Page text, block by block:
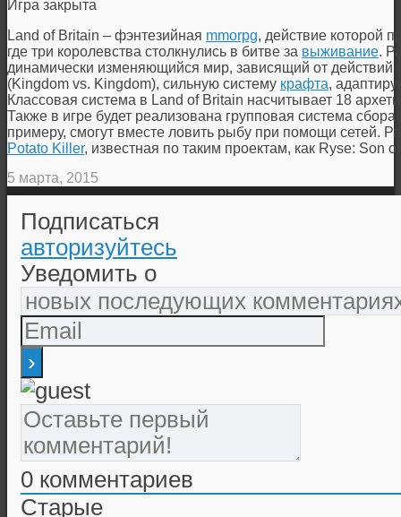
Игра закрыта
Land of Britain – фэнтезийная mmorpg, действие которой
где три королевства столкнулись в битве за выживание.
динамически изменяющийся мир, зависящий от действий
(Kingdom vs. Kingdom), сильную систему крафта,
Классовая система в Land of Britain насчитывает 18
Также в игре будет реализована групповая система
примеру, смогут вместе ловить рыбу при помощи сетей.
Potato Killer, известная по таким проектам, как Ryse: Son
5 марта, 2015
Подписаться
авторизуйтесь
Уведомить о
0 комментариев
Старые